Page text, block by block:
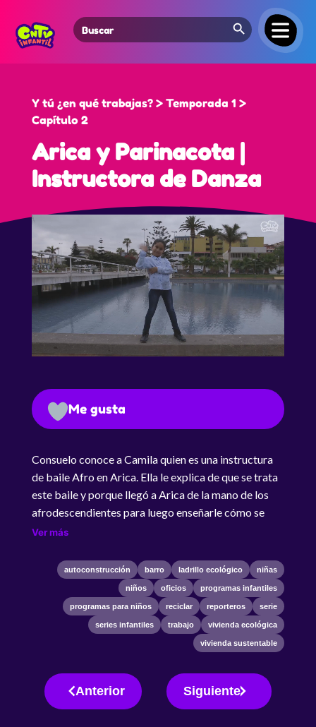
Search
for:
Search Button
Y tú ¿en qué trabajas? > Temporada 1 >
Capítulo 2
Arica y Parinacota |
Instructora de Danza
Me gusta
Consuelo conoce a Camila quien es una instructura
de baile Afro en Arica. Ella le explica de que se trata
este baile y porque llegó a Arica de la mano de los
afrodescendientes para luego enseñarle cómo se
baila. Producción regional de 2018, que rescata los
presentados por un niño o niña que habita en dicho
lugar. De forma entretenida, el programa busca que
los pequeños aprendan lo más relevantes de estos
oficios y que puedan experimentar lo más valioso de
cada trabajo.
Ver más
autoconstrucción barro ladrillo ecológico niñas
niños oficios programas infantiles
programas para niños reciclar reporteros serie
series infantiles trabajo vivienda ecológica
vivienda sustentable
Anterior Siguiente